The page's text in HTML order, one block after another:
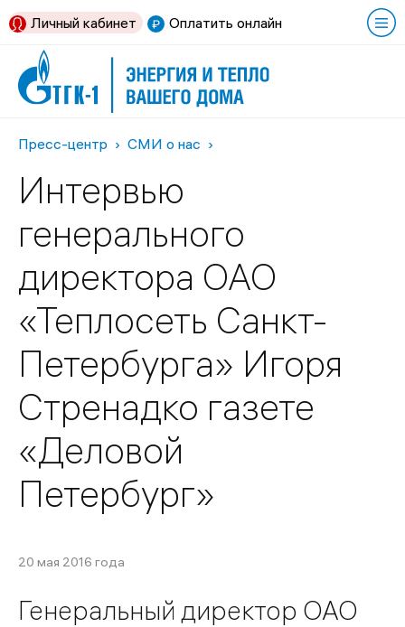
Оплатить онлайн
Личный кабинет
Пресс-центр СМИ о нас
Интервью
генерального
директора ОАО
«Теплосеть Санкт-
Петербурга» Игоря
Стренадко газете
«Деловой
Петербург»
20 мая 2016 года
Генеральный директор ОАО